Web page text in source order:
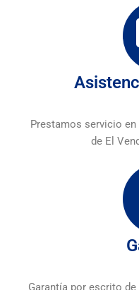
Prestamos servicio
de El
Garantía por escrito